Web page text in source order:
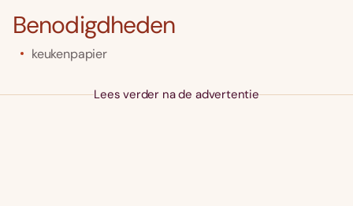
Benodigdheden
keukenpapier
Lees verder na de advertentie